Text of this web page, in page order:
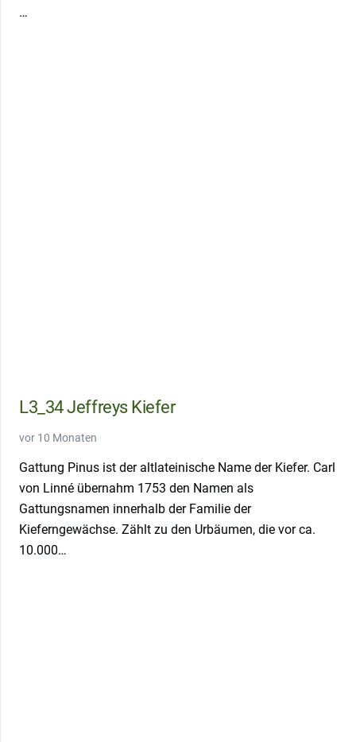
…
L3_34 Jeffreys Kiefer
vor 10 Monaten
Gattung Pinus ist der altlateinische Name der Kiefer. Carl
von Linné übernahm 1753 den Namen als
Gattungsnamen innerhalb der Familie der
Kieferngewächse. Zählt zu den Urbäumen, die vor ca.
10.000…